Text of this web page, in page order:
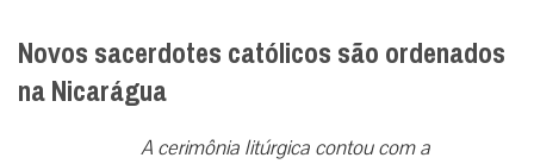
Novos sacerdotes católicos são ordenados
na Nicarágua
A cerimônia litúrgica contou com a